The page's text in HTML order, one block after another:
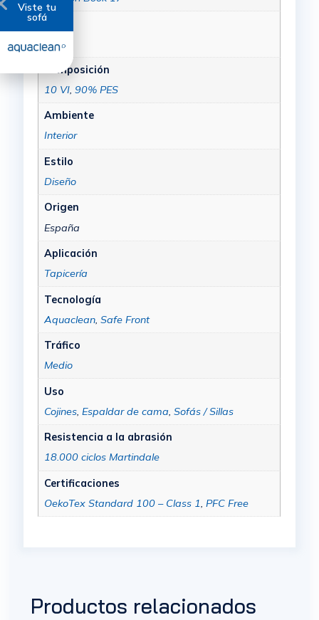
Color
Beige
Composición
10 VI, 90% PES
Ambiente
Interior
Estilo
Diseño
Origen
España
Aplicación
Tapicería
Tecnología
Aquaclean, Safe Front
Tráfico
Medio
Uso
Cojines, Espaldar de cama, Sofás / Sillas
Resistencia a la abrasión
18.000 ciclos Martindale
Certificaciones
OekoTex Standard 100 – Class 1, PFC Free
Productos relacionados
Viste tu
sofá